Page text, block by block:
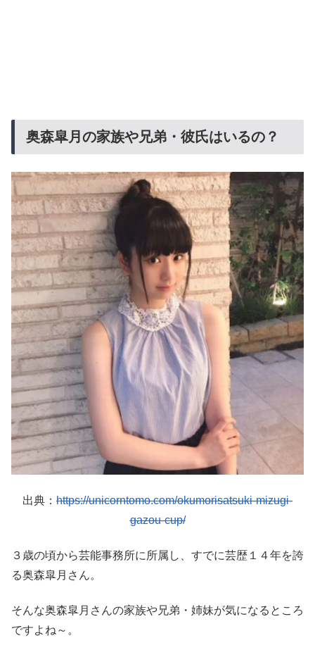
奥森皐月の家族や兄弟・彼氏はいるの？
出典： https://unicorntomo.com/okumorisatsuki-mizugi-
gazou-cup/
３歳の頃から芸能事務所に所属し、すでに芸歴１４年を誇
る奥森皐月さん。
そんな奥森皐月さんの家族や兄弟・姉妹が気になるところ
ですよね～。